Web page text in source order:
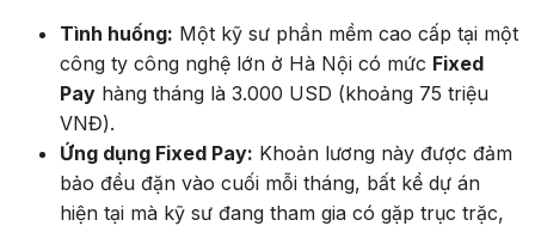
Tình huống: Một kỹ sư phần mềm cao cấp tại một
công ty công nghệ lớn ở Hà Nội có mức Fixed
Pay hàng tháng là 3.000 USD (khoảng 75 triệu
VNĐ).
Ứng dụng Fixed Pay: Khoản lương này được đảm
bảo đều đặn vào cuối mỗi tháng, bất kể dự án
hiện tại mà kỹ sư đang tham gia có gặp trục trặc,